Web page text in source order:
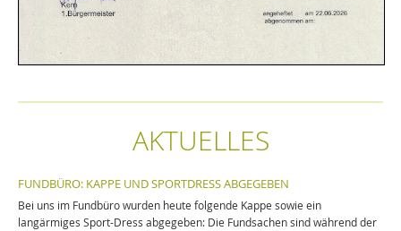
AKTUELLES
FUNDBÜRO: KAPPE UND SPORTDRESS ABGEGEBEN
Bei uns im Fundbüro wurden heute folgende Kappe sowie ein
langärmiges Sport-Dress abgegeben: Die Fundsachen sind während der